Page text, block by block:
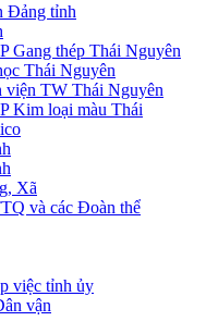
Đảng tỉnh
Gang thép Thái Nguyên
Thái Nguyên
viện TW Thái Nguyên
Kim loại màu Thái
Xã
và các Đoàn thể
việc tỉnh ủy
vận